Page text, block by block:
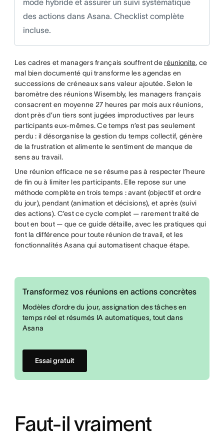
mode hybride et assurer un suivi systématique
des actions dans Asana. Checklist complète
incluse.
Les cadres et managers français souffrent de réunionite, ce
mal bien documenté qui transforme les agendas en
successions de créneaux sans valeur ajoutée. Selon le
baromètre des réunions Wisembly, les managers français
consacrent en moyenne 27 heures par mois aux réunions,
dont près d’un tiers sont jugées improductives par leurs
participants eux-mêmes. Ce temps n’est pas seulement
perdu : il désorganise la gestion du temps collectif, génère
de la frustration et alimente le sentiment de manque de
sens au travail.
Une réunion efficace ne se résume pas à respecter l’heure
de fin ou à limiter les participants. Elle repose sur une
méthode complète en trois temps : avant (objectif et ordre
du jour), pendant (animation et décisions), et après (suivi
des actions). C’est ce cycle complet — rarement traité de
bout en bout — que ce guide détaille, avec les pratiques qui
font la différence pour toute réunion de travail, et les
fonctionnalités Asana qui automatisent chaque étape.
Transformez vos réunions en actions concrètes
Modèles d’ordre du jour, assignation des tâches en
temps réel et résumés IA automatiques, tout dans
Asana
Essai gratuit
Faut-il vraiment